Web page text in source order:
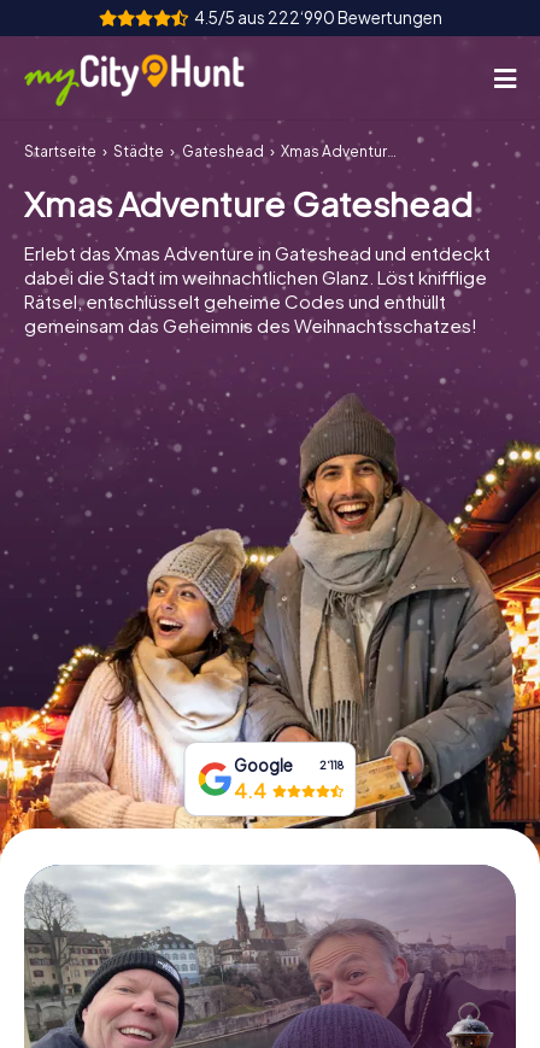
4.5/5 aus 222‘990 Bewertungen
So funktioniert's
Städte
Touren
Teamevent
Tickets
INT AT CH
ES
UK
IT
NL
Tickets buchen
Gutscheine bestellen
Startseite Städte Gateshead Xmas Adventure Gateshead
Xmas Adventure Gateshead
Erlebt das Xmas Adventure in Gateshead und entdeckt
dabei die Stadt im weihnachtlichen Glanz. Löst knifflige
Rätsel, entschlüsselt geheime Codes und enthüllt
gemeinsam das Geheimnis des Weihnachtsschatzes!
Google 2‘118
4.4